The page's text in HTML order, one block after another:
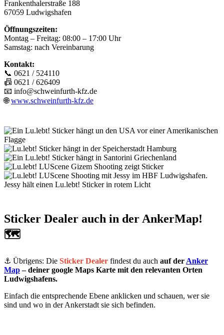
Frankenthalerstraße 188
67059 Ludwigshafen
Öffnungszeiten:
Montag – Freitag: 08:00 – 17:00 Uhr
Samstag: nach Vereinbarung
Kontakt:
📞 0621 / 524110
📠 0621 / 626409
📧 info@schweinfurth-kfz.de
🌐www.schweinfurth-kfz.de
Sticker Dealer auch in der AnkerMap!
🗺️
⚓️ Übrigens: Die Sticker Dealer findest du auch auf der Anker
Map– deiner google Maps Karte mit den relevanten Orten
Ludwigshafens.
Einfach die entsprechende Ebene anklicken und schauen, wer sie
sind und wo in der Ankerstadt sie sich befinden.